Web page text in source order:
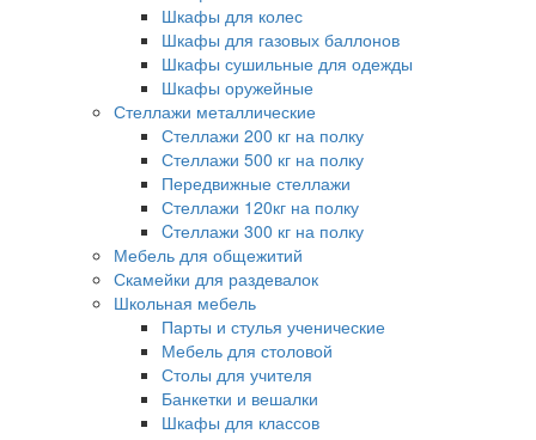
Шкафы для колес
Шкафы для газовых баллонов
Шкафы сушильные для одежды
Шкафы оружейные
Стеллажи металлические
Стеллажи 200 кг на полку
Стеллажи 500 кг на полку
Передвижные стеллажи
Стеллажи 120кг на полку
Cтеллажи 300 кг на полку
Мебель для общежитий
Скамейки для раздевалок
Школьная мебель
Парты и стулья ученические
Мебель для столовой
Столы для учителя
Банкетки и вешалки
Шкафы для классов